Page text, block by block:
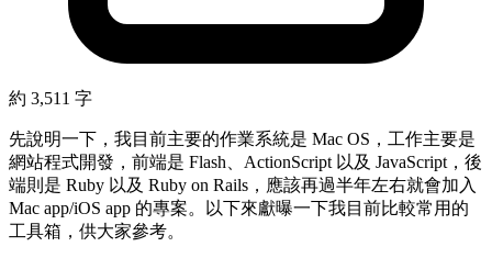
約 3,511 字
先說明一下，我目前主要的作業系統是 Mac OS，工作主要是
網站程式開發，前端是 Flash、ActionScript 以及 JavaScript，後
端則是 Ruby 以及 Ruby on Rails，應該再過半年左右就會加入
Mac app/iOS app 的專案。以下來獻曝一下我目前比較常用的
工具箱，供大家參考。